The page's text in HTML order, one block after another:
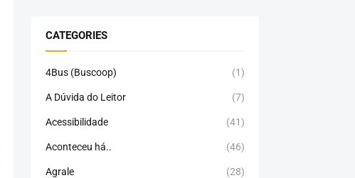
CATEGORIES
4Bus (Buscoop) (1)
A Dúvida do Leitor (7)
Acessibilidade (41)
Aconteceu há.. (46)
Agrale (28)